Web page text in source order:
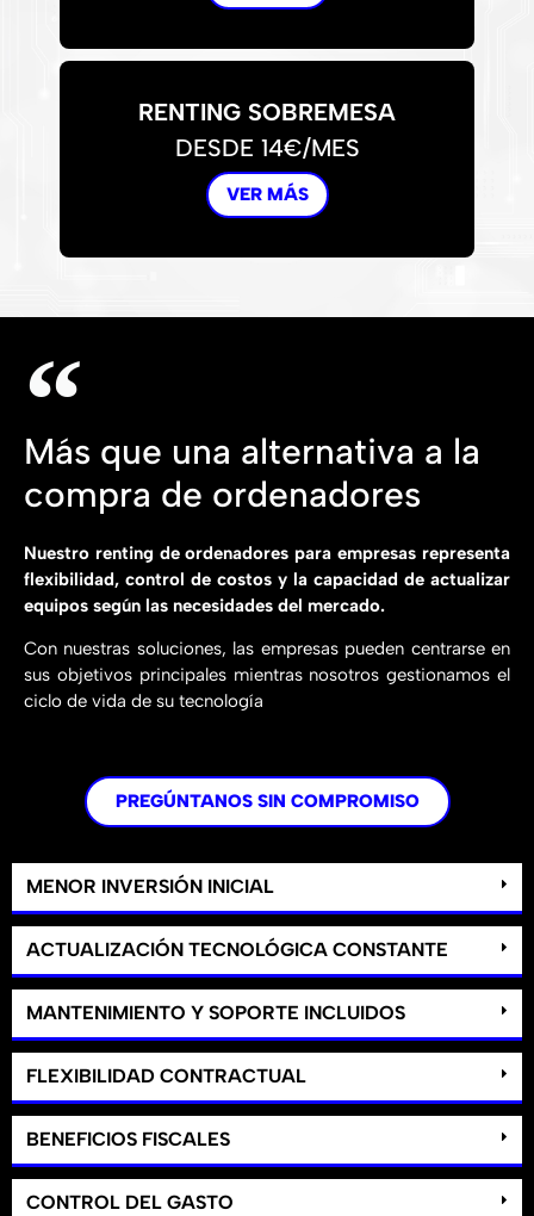
RENTING SOBREMESA
DESDE 14€/MES
VER MÁS
Más que una alternativa a la
compra de ordenadores
Nuestro renting de ordenadores para empresas representa
flexibilidad, control de costos y la capacidad de actualizar
equipos según las necesidades del mercado.
Con nuestras soluciones, las empresas pueden centrarse en
sus objetivos principales mientras nosotros gestionamos el
ciclo de vida de su tecnología
PREGÚNTANOS SIN COMPROMISO
MENOR INVERSIÓN INICIAL
ACTUALIZACIÓN TECNOLÓGICA CONSTANTE
MANTENIMIENTO Y SOPORTE INCLUIDOS
FLEXIBILIDAD CONTRACTUAL
BENEFICIOS FISCALES
CONTROL DEL GASTO